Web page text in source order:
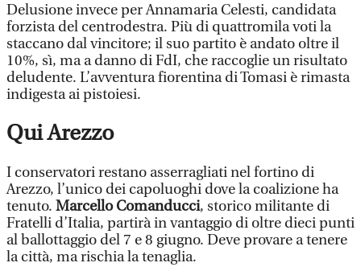
Delusione invece per Annamaria Celesti, candidata
forzista del centrodestra. Più di quattromila voti la
staccano dal vincitore; il suo partito è andato oltre il
10%, sì, ma a danno di FdI, che raccoglie un risultato
deludente. L’avventura fiorentina di Tomasi è rimasta
indigesta ai pistoiesi.
Qui Arezzo
I conservatori restano asserragliati nel fortino di
Arezzo, l’unico dei capoluoghi dove la coalizione ha
tenuto. Marcello Comanducci, storico militante di
Fratelli d’Italia, partirà in vantaggio di oltre dieci punti
al ballottaggio del 7 e 8 giugno. Deve provare a tenere
la città, ma rischia la tenaglia.